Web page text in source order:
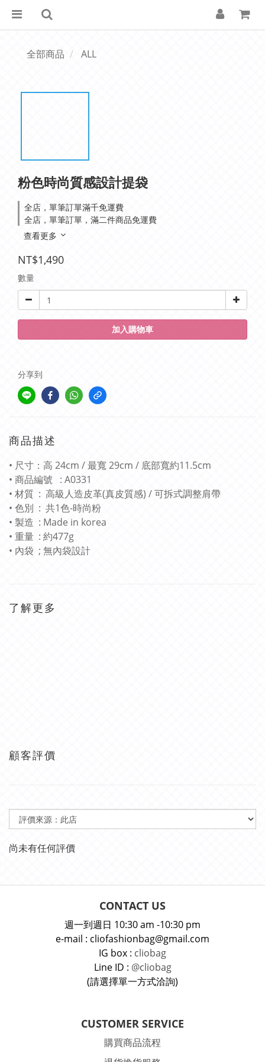
全部商品 ALL
粉色時尚質感設計提袋
全店，單筆訂單滿千免運費
全店，單筆訂單，滿二件商品免運費
查看更多
NT$1,490
數量
加入購物車
分享到
商品描述
• 尺寸：高 24cm / 最寬 29cm / 底部寬約11.5cm
• 商品編號 : A0331
• 材質 : 高級人造皮革(真皮質感) / 可拆式調整肩帶
• 色別 : 共1色-時尚粉
• 製造 : Made in korea
• 重量 : 約477g
• 內袋 ; 無內袋設計
了解更多
顧客評價
尚未有任何評價
CONTACT US
週一到週日 10:30 am -10:30 pm
e-mail : cliofashionbag@gmail.com
IG box : cliobag
Line ID : @cliobag
(請選擇單一方式洽詢)
CUSTOMER SERVICE
購買商品流程